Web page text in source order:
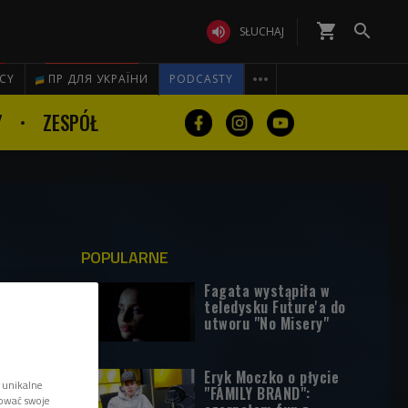
 SŁUCHAJ shopping_cart 
ПР ДЛЯ УКРАЇНИ PODCASTY 
ZESPÓŁ
POPULARNE
Fagata wystąpiła w
teledysku Future'a do
utworu "No Misery"
Eryk Moczko o płycie
"FAMILY BRAND":
swoje